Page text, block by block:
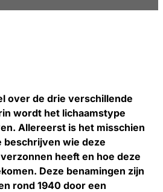
over de drie verschillende
wordt het lichaamstype
Allereerst is het misschien
beschrijven wie deze
heeft en hoe deze
Deze benamingen zijn
rond 1940 door een